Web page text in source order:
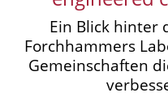
Ein Blick hinter
Forchhammers
Gemeinschaften